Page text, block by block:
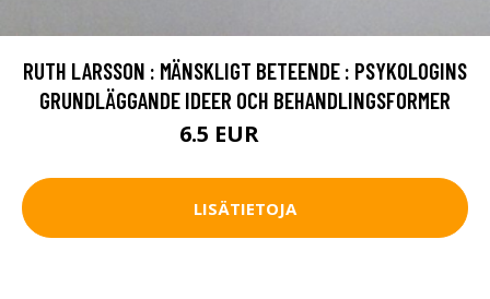
RUTH LARSSON : MÄNSKLIGT BETEENDE : PSYKOLOGINS
GRUNDLÄGGANDE IDEER OCH BEHANDLINGSFORMER
6.5 EUR
LISÄTIETOJA